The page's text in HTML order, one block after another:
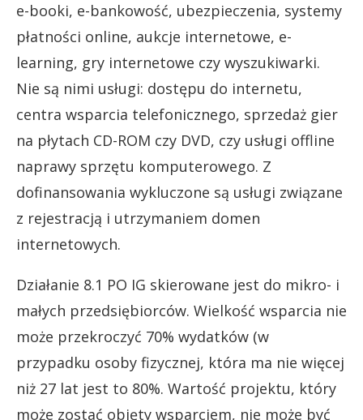
e-booki, e-bankowość, ubezpieczenia, systemy
płatności online, aukcje internetowe, e-
learning, gry internetowe czy wyszukiwarki.
Nie są nimi usługi: dostępu do internetu,
centra wsparcia telefonicznego, sprzedaż gier
na płytach CD-ROM czy DVD, czy usługi offline
naprawy sprzętu komputerowego. Z
dofinansowania wykluczone są usługi związane
z rejestracją i utrzymaniem domen
internetowych.
Działanie 8.1 PO IG skierowane jest do mikro- i
małych przedsiębiorców. Wielkość wsparcia nie
może przekroczyć 70% wydatków (w
przypadku osoby fizycznej, która ma nie więcej
niż 27 lat jest to 80%. Wartość projektu, który
może zostać objęty wsparciem, nie może być